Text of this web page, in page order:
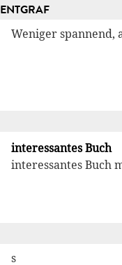
Weniger spannend,
interessantes Buch
interessantes Buch
s